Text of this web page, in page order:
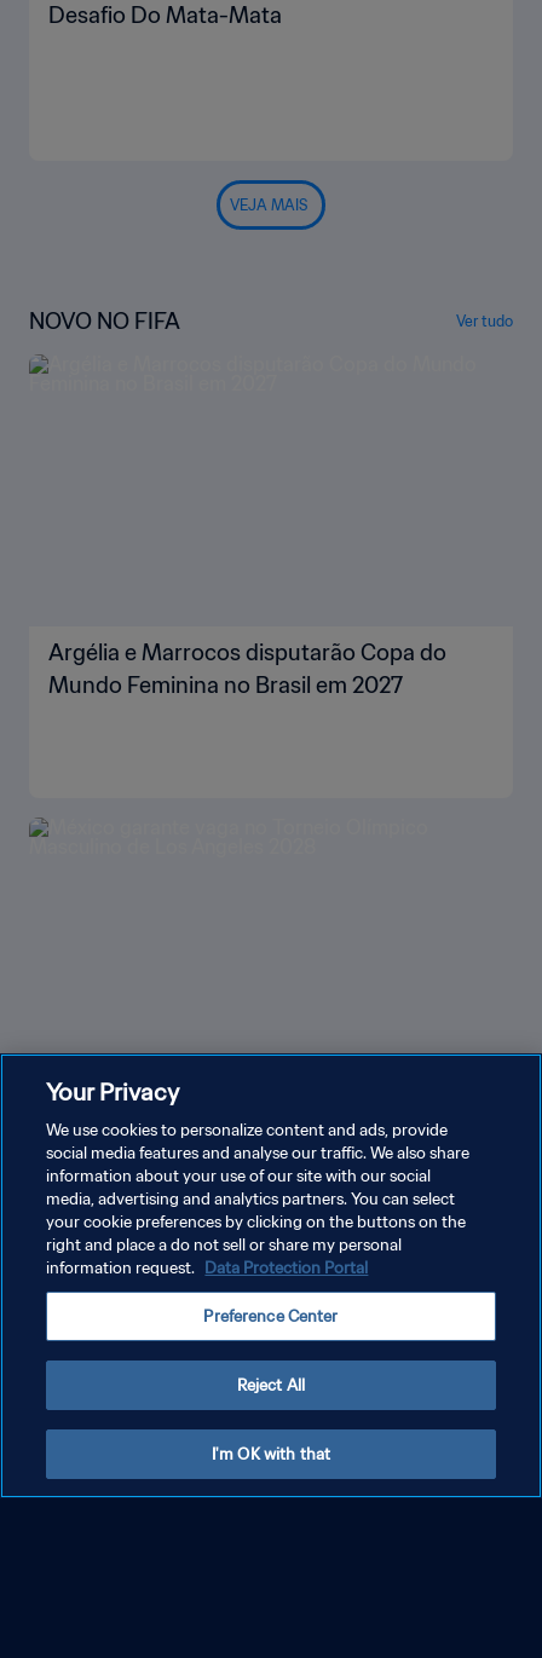
Desafio Do Mata-Mata
VEJA MAIS
NOVO NO FIFA Ver tudo
Argélia e Marrocos disputarão Copa do
Mundo Feminina no Brasil em 2027
Masculino de Los Angeles 2028
VEJA MAIS
Your Privacy
We use cookies to personalize content and ads, provide
social media features and analyse our traffic. We also share
information about your use of our site with our social
media, advertising and analytics partners. You can select
your cookie preferences by clicking on the buttons on the
right and place a do not sell or share my personal
information request. Data Protection Portal
Preference Center
Reject All
I'm OK with that